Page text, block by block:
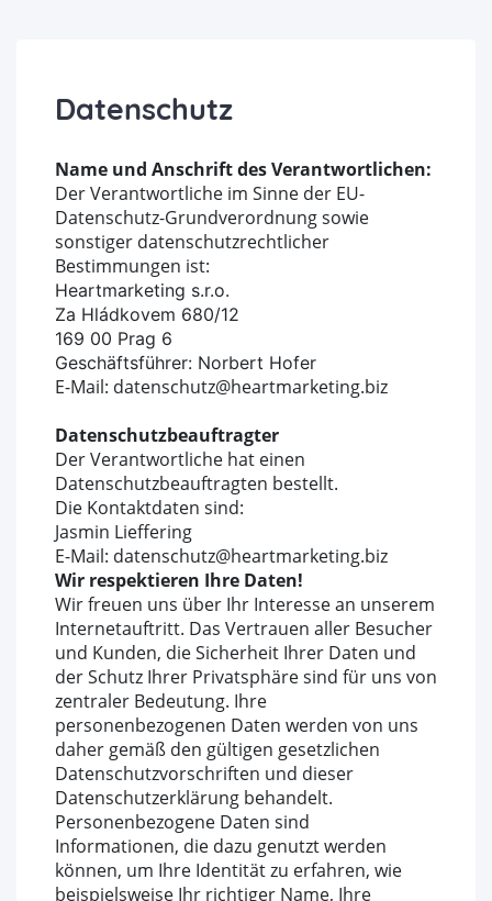
Datenschutz
Name und Anschrift des Verantwortlichen:
Der Verantwortliche im Sinne der EU-
Datenschutz-Grundverordnung sowie
sonstiger datenschutzrechtlicher
Bestimmungen ist:
Heartmarketing s.r.o.
Za Hládkovem 680/12
169 00 Prag 6
Geschäftsführer: Norbert Hofer
E-Mail: datenschutz@heartmarketing.biz
Datenschutzbeauftragter
Der Verantwortliche hat einen
Datenschutzbeauftragten bestellt.
Die Kontaktdaten sind:
Jasmin Lieffering
E-Mail: datenschutz@heartmarketing.biz
Wir respektieren Ihre Daten!
Wir freuen uns über Ihr Interesse an unserem
Internetauftritt. Das Vertrauen aller Besucher
und Kunden, die Sicherheit Ihrer Daten und
der Schutz Ihrer Privatsphäre sind für uns von
zentraler Bedeutung. Ihre
personenbezogenen Daten werden von uns
daher gemäß den gültigen gesetzlichen
Datenschutzvorschriften und dieser
Datenschutzerklärung behandelt.
Personenbezogene Daten sind
Informationen, die dazu genutzt werden
können, um Ihre Identität zu erfahren, wie
beispielsweise Ihr richtiger Name, Ihre